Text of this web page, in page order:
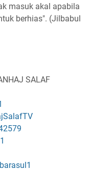
masuk akal apabila
berhias". (Jilbabul
SALAF